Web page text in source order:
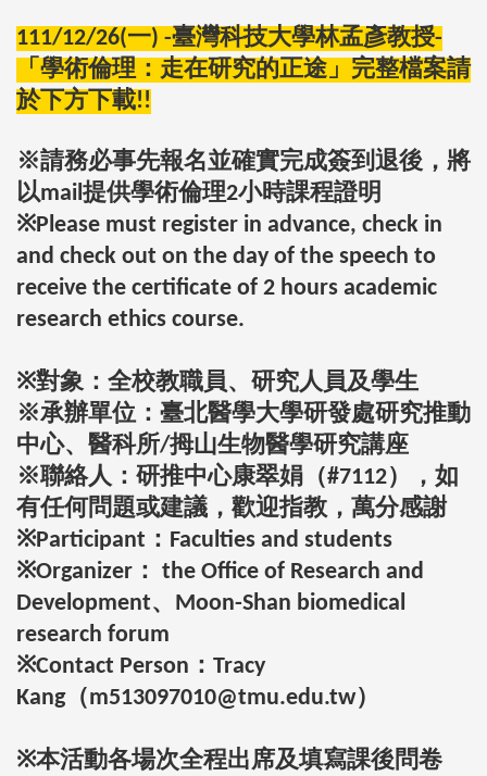
111/12/26(一) -臺灣科技大學林孟彥教授-
「學術倫理：走在研究的正途」 完整檔案請
於下方下載!!
※請務必事先報名並確實完成簽到退後，將
以mail提供學術倫理2小時課程證明
※Please must register in advance, check in
and check out on the day of the speech to
receive the certificate of 2 hours academic
research ethics course.
※對象：全校教職員、研究人員及學生
※承辦單位：臺北醫學大學研發處研究推動
中心、醫科所/拇山生物醫學研究講座
※聯絡人：研推中心康翠娟（#7112），如
有任何問題或建議，歡迎指教，萬分感謝
※Participant：Faculties and students
※Organizer： the Office of Research and
Development、Moon-Shan biomedical
research forum
※Contact Person：Tracy
Kang（m513097010@tmu.edu.tw）
※本活動各場次全程出席及填寫課後問卷